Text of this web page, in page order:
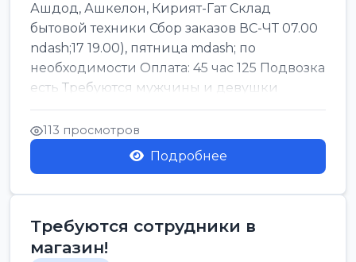
Ашдод, Ашкелон, Кирият-Гат Склад
бытовой техники Сбор заказов ВС-ЧТ 07.00
ndash;17 19.00), пятница mdash; по
необходимости Оплата: 45 час 125 Подвозка
есть Требуются мужчины и девушки
Только официальн...
113 просмотров
Подробнее
Требуются сотрудники в
магазин!